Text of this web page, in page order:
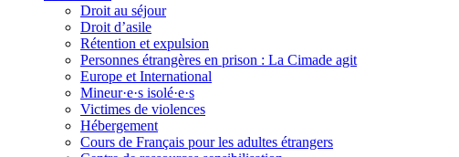
Droit au séjour
Droit d’asile
Rétention et expulsion
Personnes étrangères en prison : La Cimade agit
Europe et International
Mineur·e·s isolé·e·s
Victimes de violences
Hébergement
Cours de Français pour les adultes étrangers